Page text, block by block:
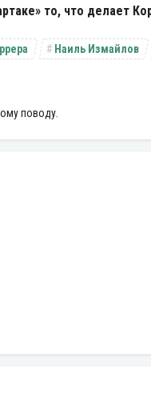
то, что делает
Наиль Измайлов
поводу.